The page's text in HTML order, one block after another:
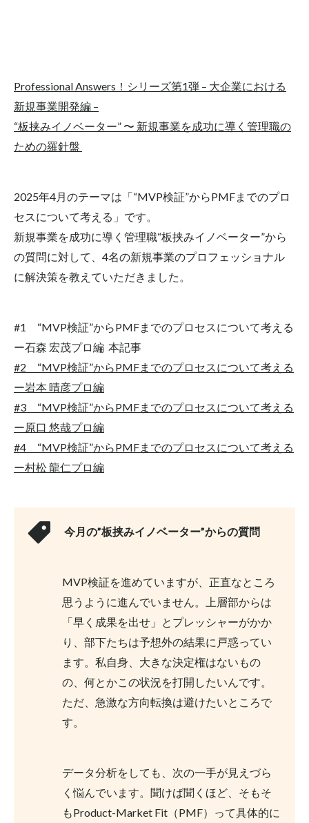
Professional Answers！シリーズ第1弾 – 大企業における
新規事業開発編 –
“板挟みイノベーター” 〜 新規事業を成功に導く管理職の
ための羅針盤
2025年4月のテーマは「“MVP検証”からPMFまでのプロ
セスについて考える」です。
新規事業を成功に導く管理職“板挟みイノベーター”から
の質問に対して、4名の新規事業のプロフェッショナル
に解決策を教えていただきました。
#1 “MVP検証”からPMFまでのプロセスについて考える
ー石森 宏茂プロ編 本記事
#2 “MVP検証”からPMFまでのプロセスについて考える
ー岩本 晴彦プロ編
#3 “MVP検証”からPMFまでのプロセスについて考える
ー原口 悠哉プロ編
#4 “MVP検証”からPMFまでのプロセスについて考える
ー村松 龍仁プロ編
今月の”板挟みイノベーター”からの質問
MVP検証を進めていますが、正直なところ
思うように進んでいません。上層部からは
「早く成果を出せ」とプレッシャーがかか
り、部下たちは予想外の結果に戸惑ってい
ます。私自身、大きな決定権はないもの
の、何とかこの状況を打開したいんです。
ただ、急激な方向転換は避けたいところで
す。
データ分析をしても、次の一手が見えづら
く悩んでいます。聞けば聞くほど、そもそ
もProduct-Market Fit（PMF）って具体的に
板挟みイノベーター｜2025.3
板挟みイノベーター｜2025.4
板挟みイノベーター｜2025.5
板挟みイノベーター｜2025.6
板挟みイノベーター｜2025.8
板挟みイノベーター｜2025.9
研究シーズ×経営のプロ
組織人事
調査結果
越境学習